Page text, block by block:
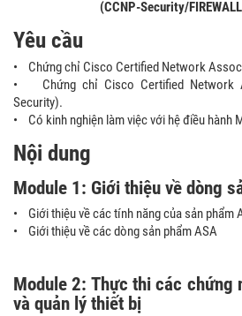
(CCNP-Security/
Yêu cầu
• Chứng chỉ Cisco Certified Network
• Chứng chỉ Cisco Certified Network
Security).
• Có kinh nghiện làm việc với hệ điều hành
Nội dung
Module 1: Giới thiệu về dòng
• Giới thiệu về các tính năng của sản phẩm
• Giới thiệu về các dòng sản phẩm ASA
Module 2: Thực thi các chứng
và quản lý thiết bị